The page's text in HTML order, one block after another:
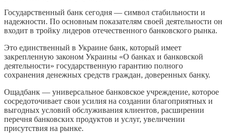
Государственный банк сегодня — символ стабильности и
надежности. По основным показателям своей деятельности он
входит в тройку лидеров отечественного банковского рынка.
Это единственный в Украине банк, который имеет
закрепленную законом Украины «О банках и банковской
деятельности» государственную гарантию полного
сохранения денежных средств граждан, доверенных банку.
Ощадбанк — универсальное банковское учреждение, которое
сосредоточивает свои усилия на создании благоприятных и
выгодных условий обслуживания клиентов, расширении
перечня банковских продуктов и услуг, увеличении
присутствия на рынке.